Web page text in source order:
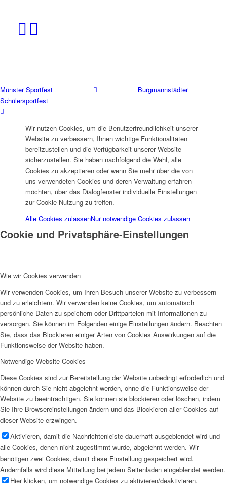
Münster Sportfest
Burgmannstädter
Schülersportfest
Wir nutzen Cookies, um die Benutzerfreundlichkeit unserer
Website zu verbessern, Ihnen wichtige Funktionalitäten
bereitzustellen und die Verfügbarkeit unserer Website
sicherzustellen. Sie haben nachfolgend die Wahl, alle
Cookies zu akzeptieren oder wenn Sie mehr über die von
uns verwendeten Cookies und deren Verwaltung erfahren
möchten, über das Dialogfenster individuelle Einstellungen
zur Cookie-Nutzung zu treffen.
Alle Cookies zulassenNur notwendige Cookies zulassen
Cookie und Privatsphäre-Einstellungen
Wie wir Cookies verwenden
Wir verwenden Cookies, um Ihren Besuch unserer Website zu verbessern
und zu erleichtern. Wir verwenden keine Cookies, um automatisch
persönliche Daten zu speichern oder Drittparteien mit Informationen zu
versorgen. Sie können im Folgenden einige Einstellungen ändern. Beachten
Sie, dass das Blockieren einiger Arten von Cookies Auswirkungen auf die
Funktionsweise der Website haben.
Notwendige Website Cookies
Diese Cookies sind zur Bereitstellung der Website unbedingt erforderlich und
können durch Sie nicht abgelehnt werden, ohne die Funktionsweise der
Website zu beeinträchtigen. Sie können sie blockieren oder löschen, indem
Sie Ihre Browsereinstellungen ändern und das Blockieren aller Cookies auf
dieser Website erzwingen.
Aktivieren, damit die Nachrichtenleiste dauerhaft ausgeblendet wird und
alle Cookies, denen nicht zugestimmt wurde, abgelehnt werden. Wir
benötigen zwei Cookies, damit diese Einstellung gespeichert wird.
Andernfalls wird diese Mitteilung bei jedem Seitenladen eingeblendet werden.
Hier klicken, um notwendige Cookies zu aktivieren/deaktivieren.